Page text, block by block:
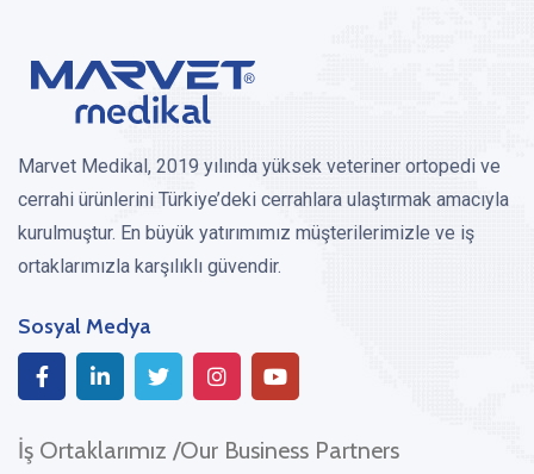
Marvet Medikal, 2019 yılında yüksek veteriner ortopedi ve
cerrahi ürünlerini Türkiye’deki cerrahlara ulaştırmak amacıyla
kurulmuştur. En büyük yatırımımız müşterilerimizle ve iş
ortaklarımızla karşılıklı güvendir.
Sosyal Medya
İş Ortaklarımız /Our Business Partners